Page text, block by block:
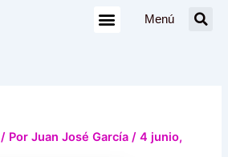
Menú
/ PorJuan José García/4 junio,